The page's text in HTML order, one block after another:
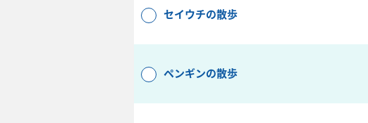
セイウチの散歩
ペンギンの散歩